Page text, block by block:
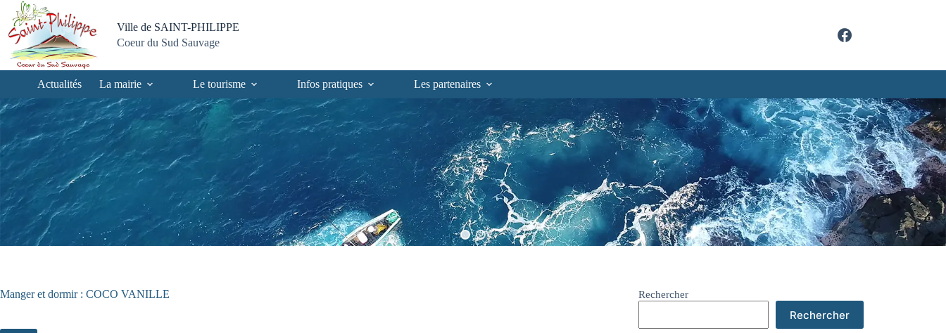
Passer
contenu
Passer
menu
Aller
recherche
Aller
pied
page
Ville de SAINT-PHILIPPE
Coeur du Sud Sauvage
Actualités La mairie Le tourisme Infos pratiques Les partenaires
Manger et dormir : COCO VANILLE Rechercher
Rechercher